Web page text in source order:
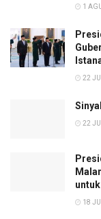
1
22
22
18